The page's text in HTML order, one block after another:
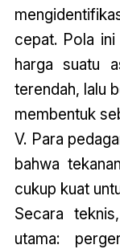
cepat. Pola
harga suatu
terendah, lalu
membentuk
V. Para
bahwa
cukup kuat
Secara
utama: